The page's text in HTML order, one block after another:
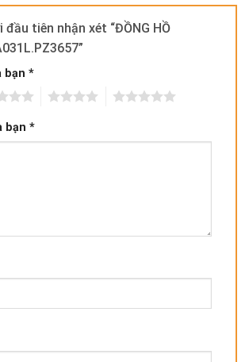
đầu tiên nhận xét “ĐỒNG HỒ
bạn *
bạn *